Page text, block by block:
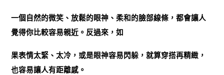
一個自然的微笑、放鬆的眼神、柔和的臉部線條，都會讓人
覺得你比較容易親近。反過來，如
果表情太緊、太冷，或是眼神容易閃躲，就算穿搭再精緻，
也容易讓人有距離感。